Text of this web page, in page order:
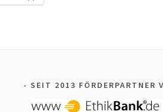
SEIT 2013 FÖRDERPARTNER